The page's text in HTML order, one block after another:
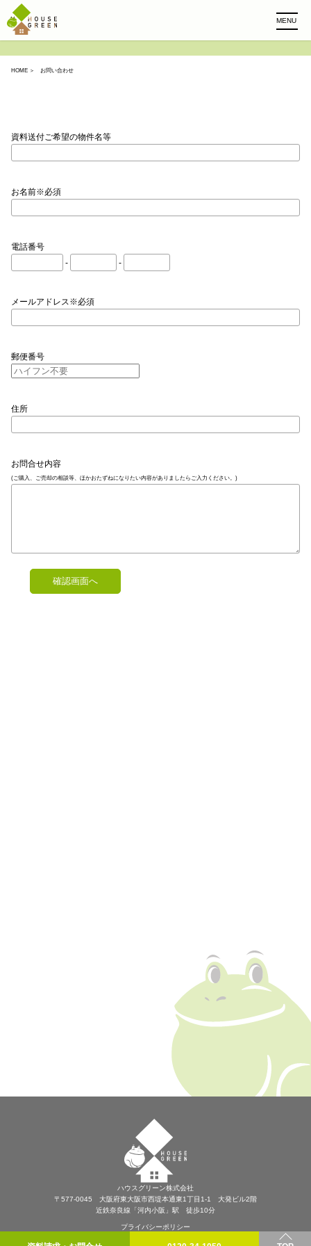
MENU
HOME ＞ お問い合わせ
資料送付ご希望の物件名等
お名前※必須
電話番号
-
-
メールアドレス※必須
郵便番号
住所
お問合せ内容
(ご購入、ご売却の相談等、ほかおたずねになりたい内容がありましたらご入力ください。)
ハウスグリーン株式会社
〒577-0045 大阪府東大阪市西堤本通東1丁目1-1 大発ビル2階
近鉄奈良線「河内小阪」駅 徒歩10分
プライバシーポリシー